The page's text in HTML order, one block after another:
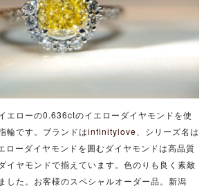
エローの0.636ctのイエローダイヤモンドを使
輪です。ブランドはinfinitylove 、シリーズ名は
ローダイヤモンドを囲むダイヤモンドは高品質
イヤモンドで揃えています。色のりも良く素敵
した。お客様のスペシャルオーダー品。新潟